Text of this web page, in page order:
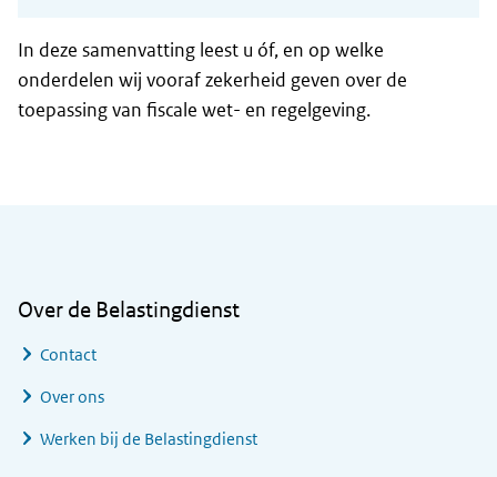
In deze samenvatting leest u óf, en op welke
onderdelen wij vooraf zekerheid geven over de
toepassing van fiscale wet- en regelgeving.
Over de Belastingdienst
Contact
Over ons
Werken bij de Belastingdienst